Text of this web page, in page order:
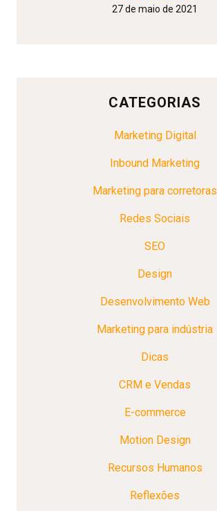
27 de maio de 2021
CATEGORIAS
Marketing Digital
Inbound Marketing
Marketing para corretoras
Redes Sociais
SEO
Design
Desenvolvimento Web
Marketing para indústria
Dicas
CRM e Vendas
E-commerce
Motion Design
Recursos Humanos
Reflexões